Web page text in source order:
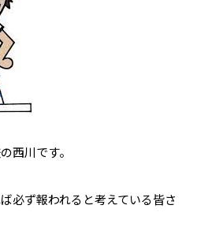
西川です。
必ず報われると考えている皆さ